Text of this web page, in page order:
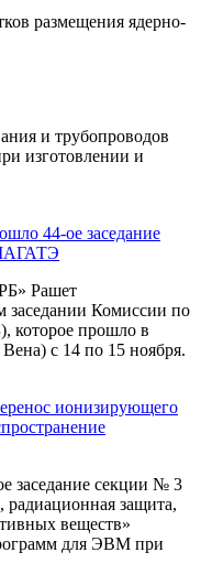
размещения ядерно-
и трубопроводов
изготовлении и
44-ое заседание
Рашет
заседании Комиссии по
которое прошло в
с 14 по 15 ноября.
ионизирующего
заседание секции № 3
защита,
веществ»
для ЭВМ при